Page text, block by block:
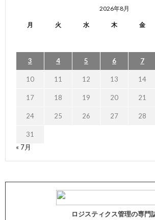
2026年8月
月 火 水 木 金
3 4 5 6 7
10 11 12 13 14
17 18 19 20 21
24 25 26 27 28
31
« 7月
ロジスティクス管理の専門